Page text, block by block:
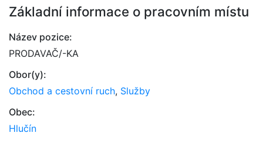
Základní informace o pracovním místu
Název pozice:
PRODAVAČ/-KA
Obor(y):
Obchod a cestovní ruch, Služby
Obec:
Hlučín